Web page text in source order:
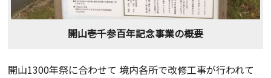
開山壱千参百年記念事業の概要
開山1300年祭に合わせて 境内各所で改修工事が行われて